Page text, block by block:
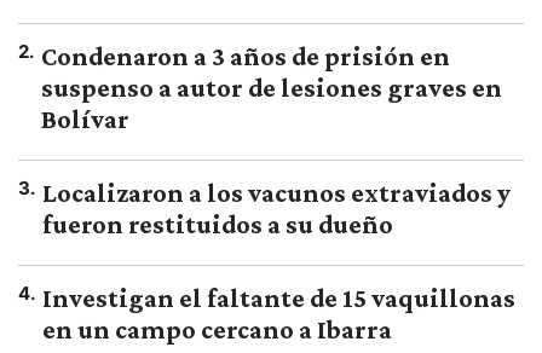
2. Condenaron a 3 años de prisión en
suspenso a autor de lesiones graves en
Bolívar
3. Localizaron a los vacunos extraviados y
fueron restituidos a su dueño
4. Investigan el faltante de 15 vaquillonas
en un campo cercano a Ibarra